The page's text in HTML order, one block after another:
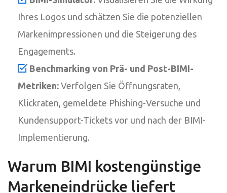
Ihres Logos und schätzen Sie die potenziellen
Markenimpressionen und die Steigerung des
Engagements.
Benchmarking von Prä- und Post-BIMI-
Metriken: Verfolgen Sie Öffnungsraten,
Klickraten, gemeldete Phishing-Versuche und
Kundensupport-Tickets vor und nach der BIMI-
Implementierung.
Warum BIMI kostengünstige
Markeneindrücke liefert